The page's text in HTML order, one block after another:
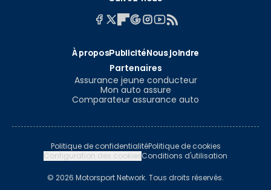
À proposPublicitéNous joindre
Partenaires
Assurance jeune conducteur
Mon auto assure
Comparateur assurance auto
Politique de confidentialitéPolitique de cookies
Configuration des cookiesConditions d'utilisation
© 2026 Motorsport Network. Tous droits réservés.